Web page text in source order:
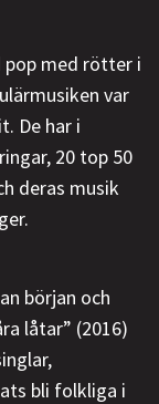
pop med rötter i
var
De har i
20 top 50
deras musik
början och
låtar” (2016)
bli folkliga i